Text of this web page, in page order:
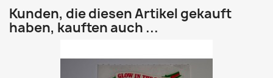
Kunden, die diesen Artikel gekauft
haben, kauften auch ...